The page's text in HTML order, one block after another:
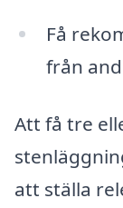
Få
från
Att få tre
att ställa